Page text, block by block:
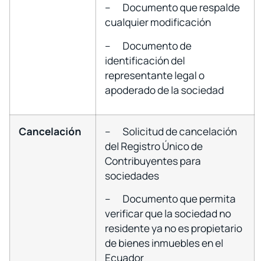
– Documento que respalde
cualquier modificación
– Documento de
identificación del
representante legal o
apoderado de la sociedad
Cancelación
– Solicitud de cancelación
del Registro Único de
Contribuyentes para
sociedades
– Documento que permita
verificar que la sociedad no
residente ya no es propietario
de bienes inmuebles en el
Ecuador